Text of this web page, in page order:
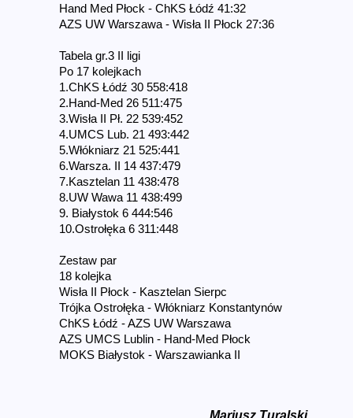
Hand Med Płock - ChKS Łódź 41:32
AZS UW Warszawa - Wisła II Płock 27:36
Tabela gr.3 II ligi
Po 17 kolejkach
1.ChKS Łódź 30 558:418
2.Hand-Med 26 511:475
3.Wisła II Pł. 22 539:452
4.UMCS Lub. 21 493:442
5.Włókniarz 21 525:441
6.Warsza. II 14 437:479
7.Kasztelan 11 438:478
8.UW Wawa 11 438:499
9. Białystok 6 444:546
10.Ostrołęka 6 311:448
Zestaw par
18 kolejka
Wisła II Płock - Kasztelan Sierpc
Trójka Ostrołęka - Włókniarz Konstantynów
ChKS Łódź - AZS UW Warszawa
AZS UMCS Lublin - Hand-Med Płock
MOKS Białystok - Warszawianka II
Mariusz Turalski